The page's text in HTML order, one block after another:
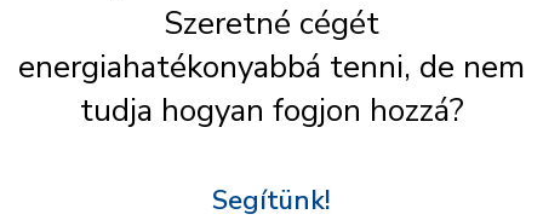
Szeretné cégét
energiahatékonyabbá tenni, de nem
tudja hogyan fogjon hozzá?
Segítünk!